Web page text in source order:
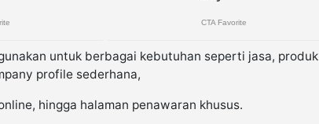
untuk berbagai kebutuhan seperti jasa, produk
profile sederhana,
hingga halaman penawaran khusus.